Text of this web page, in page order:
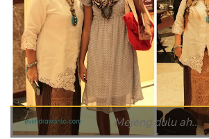
Mejeng dulu ah..